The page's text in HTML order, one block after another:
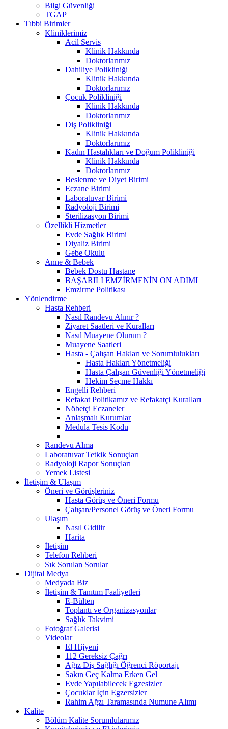
Bilgi Güvenliği
TGAP
Tıbbi Birimler
Kliniklerimiz
Acil Servis
Klinik Hakkında
Doktorlarımız
Dahiliye Polikliniği
Klinik Hakkında
Doktorlarımız
Çocuk Polikliniği
Klinik Hakkında
Doktorlarımız
Diş Polikliniği
Klinik Hakkında
Doktorlarımız
Kadın Hastalıkları ve Doğum Polikliniği
Klinik Hakkında
Doktorlarımız
Beslenme ve Diyet Birimi
Eczane Birimi
Laboratuvar Birimi
Radyoloji Birimi
Sterilizasyon Birimi
Özellikli Hizmetler
Evde Sağlık Birimi
Diyaliz Birimi
Gebe Okulu
Anne & Bebek
Bebek Dostu Hastane
BAŞARILI EMZİRMENİN ON ADIMI
Emzirme Politikası
Yönlendirme
Hasta Rehberi
Nasıl Randevu Alınır ?
Ziyaret Saatleri ve Kuralları
Nasıl Muayene Olurum ?
Muayene Saatleri
Hasta - Çalışan Hakları ve Sorumlulukları
Hasta Hakları Yönetmeliği
Hasta Çalışan Güvenliği Yönetmeliği
Hekim Seçme Hakkı
Engelli Rehberi
Refakat Politikamız ve Refakatçi Kuralları
Nöbetçi Eczaneler
Anlaşmalı Kurumlar
Medula Tesis Kodu
Randevu Alma
Laboratuvar Tetkik Sonuçları
Radyoloji Rapor Sonuçları
Yemek Listesi
İletişim & Ulaşım
Öneri ve Görüşleriniz
Hasta Görüş ve Öneri Formu
Çalışan/Personel Görüş ve Öneri Formu
Ulaşım
Nasıl Gidilir
Harita
İletişim
Telefon Rehberi
Sık Sorulan Sorular
Dijital Medya
Medyada Biz
İletişim & Tanıtım Faaliyetleri
E-Bülten
Toplantı ve Organizasyonlar
Sağlık Takvimi
Fotoğraf Galerisi
Videolar
El Hijyeni
112 Gereksiz Çağrı
Ağız Diş Sağlığı Öğrenci Röportajı
Sakın Geç Kalma Erken Gel
Evde Yapılabilecek Egzesizler
Çocuklar İçin Egzersizler
Rahim Ağzı Taramasında Numune Alımı
Kalite
Bölüm Kalite Sorumlularımız